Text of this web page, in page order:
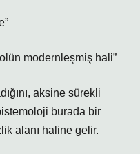
modernleşmiş hali”
aksine sürekli
burada bir
alanı haline gelir.